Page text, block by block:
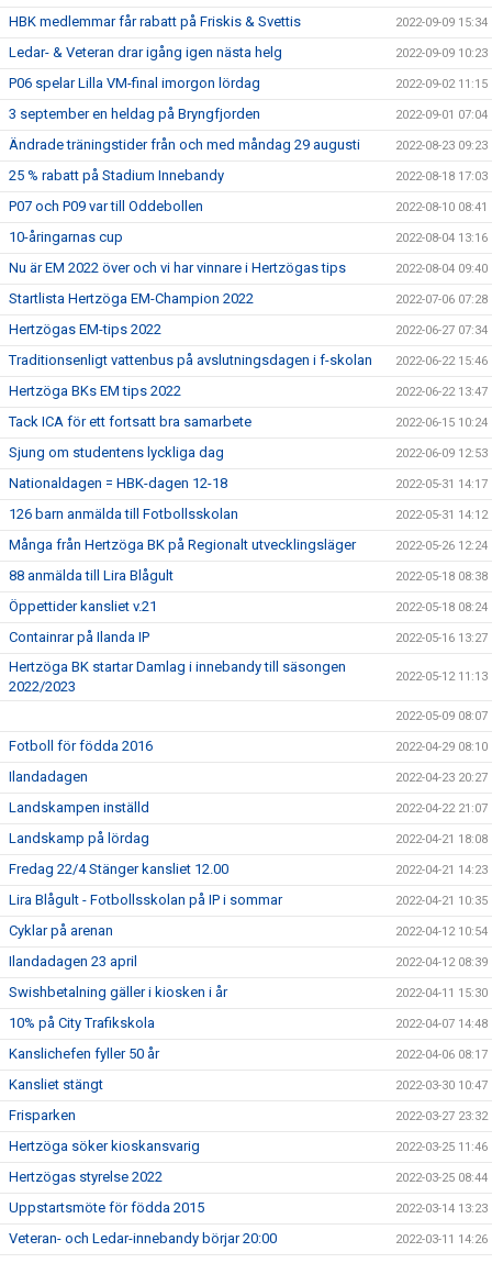
HBK medlemmar får rabatt på Friskis & Svettis 2022-09-09 15:34
Ledar- & Veteran drar igång igen nästa helg 2022-09-09 10:23
P06 spelar Lilla VM-final imorgon lördag 2022-09-02 11:15
3 september en heldag på Bryngfjorden 2022-09-01 07:04
Ändrade träningstider från och med måndag 29 augusti 2022-08-23 09:23
25 % rabatt på Stadium Innebandy 2022-08-18 17:03
P07 och P09 var till Oddebollen 2022-08-10 08:41
10-åringarnas cup 2022-08-04 13:16
Nu är EM 2022 över och vi har vinnare i Hertzögas tips 2022-08-04 09:40
Startlista Hertzöga EM-Champion 2022 2022-07-06 07:28
Hertzögas EM-tips 2022 2022-06-27 07:34
Traditionsenligt vattenbus på avslutningsdagen i f-skolan 2022-06-22 15:46
Hertzöga BKs EM tips 2022 2022-06-22 13:47
Tack ICA för ett fortsatt bra samarbete 2022-06-15 10:24
Sjung om studentens lyckliga dag 2022-06-09 12:53
Nationaldagen = HBK-dagen 12-18 2022-05-31 14:17
126 barn anmälda till Fotbollsskolan 2022-05-31 14:12
Många från Hertzöga BK på Regionalt utvecklingsläger 2022-05-26 12:24
88 anmälda till Lira Blågult 2022-05-18 08:38
Öppettider kansliet v.21 2022-05-18 08:24
Containrar på Ilanda IP 2022-05-16 13:27
Hertzöga BK startar Damlag i innebandy till säsongen
2022/2023
2022-05-12 11:13
2022-05-09 08:07
Fotboll för födda 2016 2022-04-29 08:10
Ilandadagen 2022-04-23 20:27
Landskampen inställd 2022-04-22 21:07
Landskamp på lördag 2022-04-21 18:08
Fredag 22/4 Stänger kansliet 12.00 2022-04-21 14:23
Lira Blågult - Fotbollsskolan på IP i sommar 2022-04-21 10:35
Cyklar på arenan 2022-04-12 10:54
Ilandadagen 23 april 2022-04-12 08:39
Swishbetalning gäller i kiosken i år 2022-04-11 15:30
10% på City Trafikskola 2022-04-07 14:48
Kanslichefen fyller 50 år 2022-04-06 08:17
Kansliet stängt 2022-03-30 10:47
Frisparken 2022-03-27 23:32
Hertzöga söker kioskansvarig 2022-03-25 11:46
Hertzögas styrelse 2022 2022-03-25 08:44
Uppstartsmöte för födda 2015 2022-03-14 13:23
Veteran- och Ledar-innebandy börjar 20:00 2022-03-11 14:26